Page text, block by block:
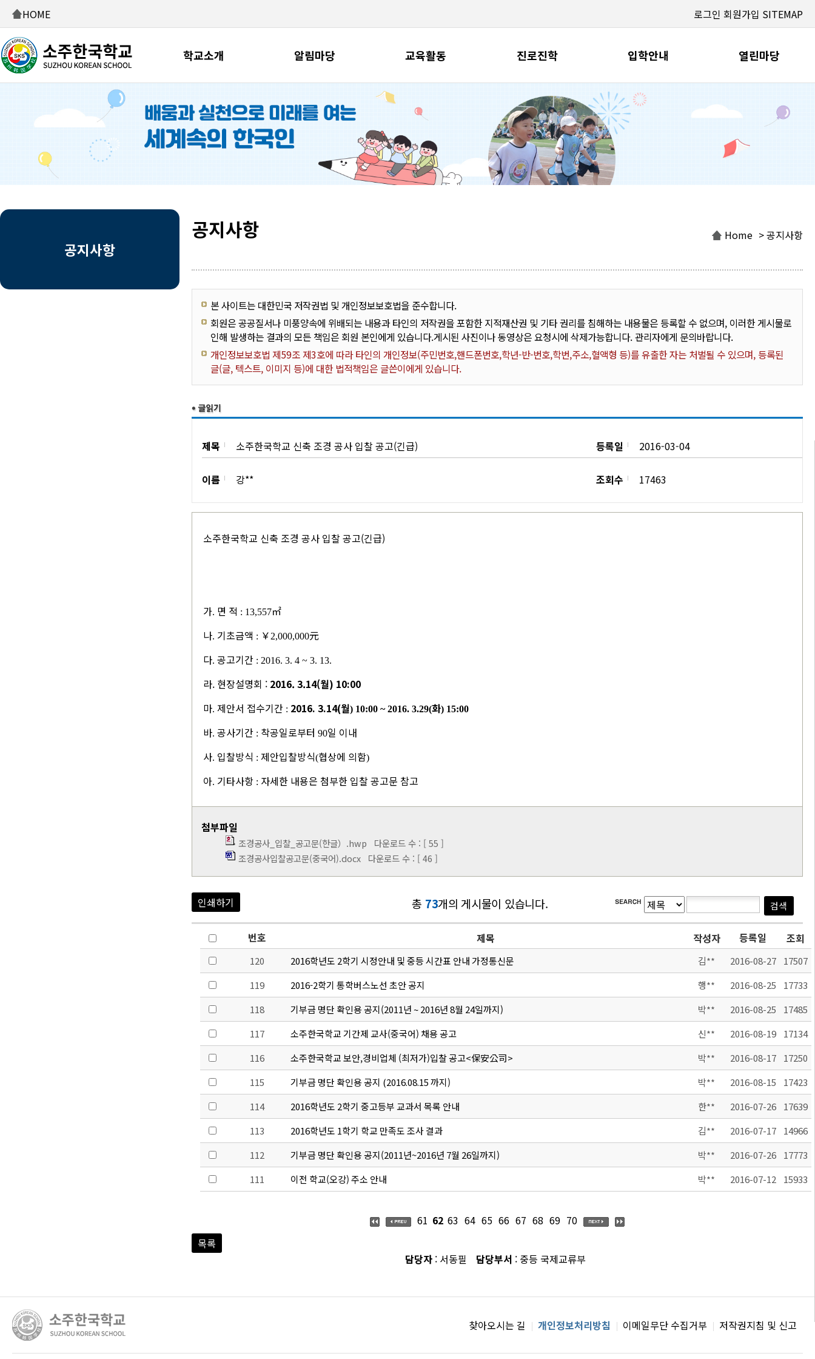
HOME 로그인 회원가입 SITEMAP
학교소개 알림마당 교육활동 진로진학 입학안내 열린마당
공지사항
공지사항 Home > 공지사항
본 사이트는 대한민국 저작권법 및 개인정보보호법을 준수합니다.
회원은 공공질서나 미풍양속에 위배되는 내용과 타인의 저작권을 포함한 지적재산권 및 기타 권리를 침해하는 내용물은 등록할 수 없으며, 이러한 게시물로
인해 발생하는 결과의 모든 책임은 회원 본인에게 있습니다.게시된 사진이나 동영상은 요청시에 삭제가능합니다. 관리자에게 문의바랍니다.
개인정보보호법 제59조 제3호에 따라 타인의 개인정보(주민번호,핸드폰번호,학년-반-번호,학번,주소,혈액형 등)를 유출한 자는 처벌될 수 있으며, 등록된
글(글, 텍스트, 이미지 등)에 대한 법적책임은 글쓴이에게 있습니다.
제목 소주한국학교 신축 조경 공사 입찰 공고(긴급) 등록일 2016-03-04
이름 강** 조회수 17463
소주한국학교 신축 조경 공사 입찰 공고(긴급)
가. 면 적 : 13,557㎡
나. 기초금액 : ￥ 2,000,000元
다. 공고기간 : 2016. 3. 4 ~ 3. 13.
라. 현장설명회 : 2016. 3.14(월) 10:00
마. 제안서 접수기간 : 2016. 3.14(월) 10:00 ~ 2016. 3.29(화) 15:00
바. 공사기간 : 착공일로부터 90일 이내
사. 입찰방식 : 제안입찰방식(협상에 의함)
아. 기타사항 : 자세한 내용은 첨부한 입찰 공고문 참고
첨부파일
조경공사_입찰_공고문(한글）.hwp 다운로드 수 : [ 55 ]
조경공사입찰공고문(중국어).docx다운로드 수 : [ 46 ]
인쇄하기 총 73개의 게시물이 있습니다.
번호 제목 작성자 등록일 조회
120 2016학년도 2학기 시정안내 및 중등 시간표 안내 가정통신문 김** 2016-08-27
17507
119
2016-2학기 통학버스노선 초안 공지 행** 2016-08-25
17733
118
기부금 명단 확인용 공지(2011년 ~ 2016년 8월 24일까지) 박** 2016-08-25
17485
117
소주한국학교 기간제 교사(중국어) 채용 공고 신** 2016-08-19
17134
116
소주한국학교 보안,경비업체 (최저가)입찰 공고<保安公司> 박** 2016-08-17
17250
115
기부금 명단 확인용 공지 (2016.08.15 까지) 박** 2016-08-15
17423
114
2016학년도 2학기 중고등부 교과서 목록 안내 한** 2016-07-26
17639
113
2016학년도 1학기 학교 만족도 조사 결과 김** 2016-07-17
14966
112
기부금 명단 확인용 공지(2011년~2016년 7월 26일까지) 박** 2016-07-26
17773
111
이전 학교(오강) 주소 안내 박** 2016-07-12 15933
61 62 63 64 65 66 67 68 69 70
목록
담당자 : 서동필 담당부서 : 중등 국제교류부
찾아오시는 길 개인정보처리방침 이메일무단 수집거부 저작권지침 및 신고